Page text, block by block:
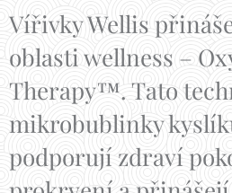
Vířivky Wellis
oblasti wellness –
Therapy™. Tato
mikrobublinky
podporují zdraví